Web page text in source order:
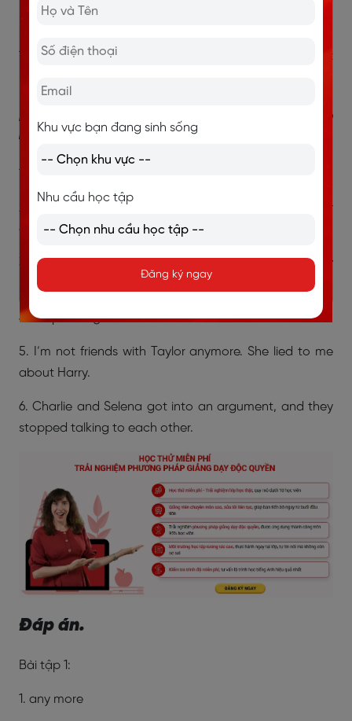
lately.
10.
Alex ________ works for Martin, he was fired last
Bài tập 2: Viết lại câu sử dụng no
longer.
1. This game is too hard for me. I’m giving it up.
2. You won’t find Liesel here. She’s moved to another
country for 6 months.
3. We tried to help them. But they didn’t want us to any
more.
4. Stop writing students! The time is over.
5. I’m not friends with Taylor anymore. She lied to me
about Harry.
6. Charlie and Selena got into an argument, and they
stopped talking to each other.
Đáp án.
Bài tập 1:
1. any more
Khu vực bạn đang sinh sống
Nhu cầu học tập
Đăng ký ngay